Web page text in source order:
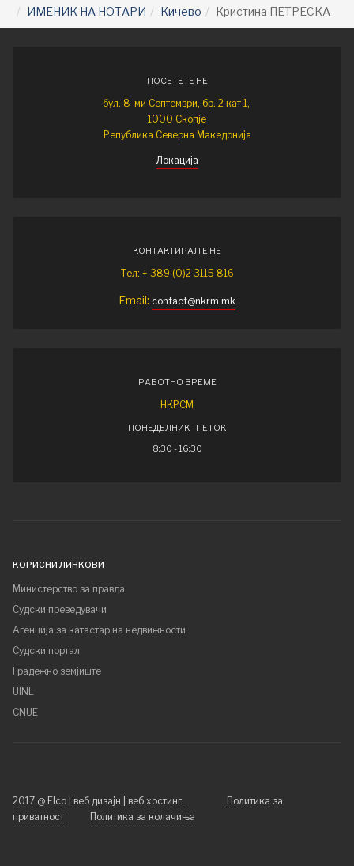
ИМЕНИК НА НОТАРИ
Кичево Кристина ПЕТРЕСКА
ПОСЕТЕТЕ НЕ
бул. 8-ми Септември, бр. 2 кат 1,
1000 Скопје
Република Северна Македонија
Локација
КОНТАКТИРАЈТЕ НЕ
Тел: + 389 (0)2 3115 816
Email: contact@nkrm.mk
РАБОТНО ВРЕМЕ
НКРСМ
ПОНЕДЕЛНИК - ПЕТОК
8:30 - 16:30
КОРИСНИ ЛИНКОВИ
Министерство за правда
Судски преведувачи
Агенција за катастар на недвижности
Судски портал
Градежно земјиште
UINL
CNUE
2017 @ Elco | веб дизајн | веб хостинг
Политика за
приватност
Политика за колачиња